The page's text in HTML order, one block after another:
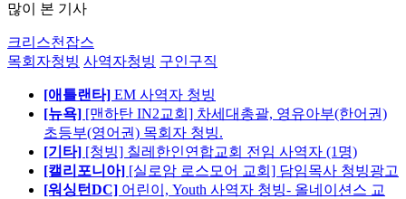
많이 본 기사
크리스천잡스
목회자청빙 사역자청빙 구인구직
[애틀랜타] EM 사역자 청빙
[뉴욕] [맨하탄 IN2교회] 차세대총괄, 영유아부(한어권)
초등부(영어권) 목회자 청빙.
[기타] [청빙] 칠레한인연합교회 전임 사역자 (1명)
[캘리포니아] [실로암 로스모어 교회] 담임목사 청빙광고
[워싱턴DC] 어린이, Youth 사역자 청빙- 올네이션스 교